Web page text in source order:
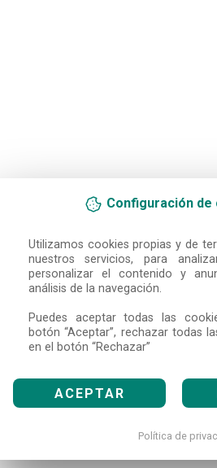
Configuración de
Utilizamos cookies propias y de
nuestros servicios, para
personalizar el contenido y
análisis de la navegación.
Puedes aceptar todas las
botón “Aceptar”, rechazar todas
en el botón “Rechazar”
ACEPTAR
Política de